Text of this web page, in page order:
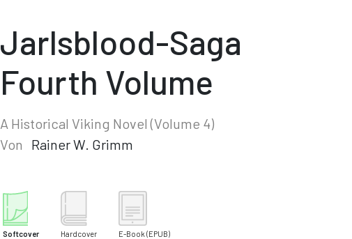
Jarlsblood-Saga
Fourth Volume
A Historical Viking Novel (Volume 4)
Von
Rainer W. Grimm
Softcover Hardcover E-Book (EPUB)